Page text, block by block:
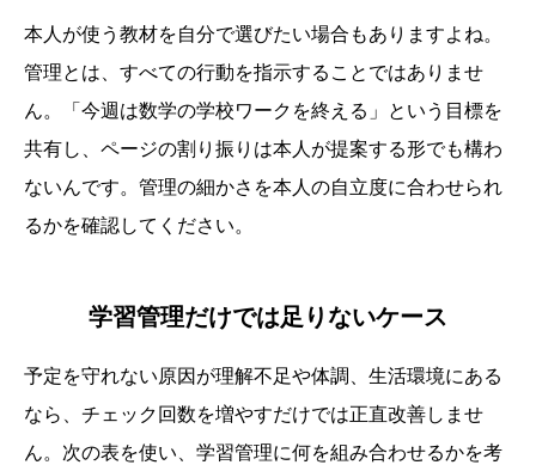
本人が使う教材を自分で選びたい場合もありますよね。
管理とは、すべての行動を指示することではありませ
ん。「今週は数学の学校ワークを終える」という目標を
共有し、ページの割り振りは本人が提案する形でも構わ
ないんです。管理の細かさを本人の自立度に合わせられ
るかを確認してください。
学習管理だけでは足りないケース
予定を守れない原因が理解不足や体調、生活環境にある
なら、チェック回数を増やすだけでは正直改善しませ
ん。次の表を使い、学習管理に何を組み合わせるかを考